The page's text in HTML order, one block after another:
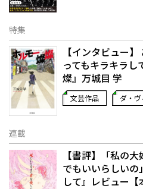
特集
【インタビュー
ってもキラキラ
燦』万城目 学
文芸作品 ダ・
連載
【書評】「私の
でもいいらしいの
して』レビュー